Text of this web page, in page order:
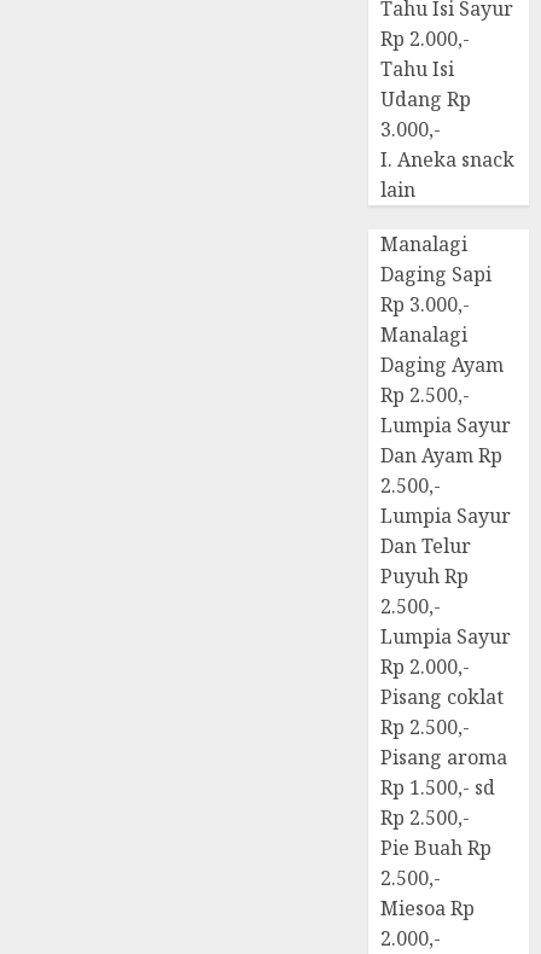
Tahu Isi Sayur
Rp 2.000,-
Tahu Isi
Udang Rp
3.000,-
I. Aneka snack
lain
Manalagi
Daging Sapi
Rp 3.000,-
Manalagi
Daging Ayam
Rp 2.500,-
Lumpia Sayur
Dan Ayam Rp
2.500,-
Lumpia Sayur
Dan Telur
Puyuh Rp
2.500,-
Lumpia Sayur
Rp 2.000,-
Pisang coklat
Rp 2.500,-
Pisang aroma
Rp 1.500,- sd
Rp 2.500,-
Pie Buah Rp
2.500,-
Miesoa Rp
2.000,-